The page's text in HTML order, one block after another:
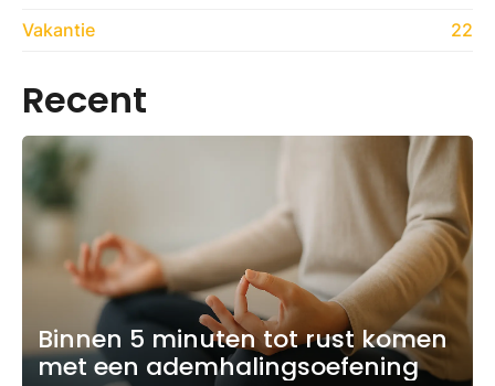
Vakantie
22
Recent
Binnen 5 minuten tot rust komen
met een ademhalingsoefening